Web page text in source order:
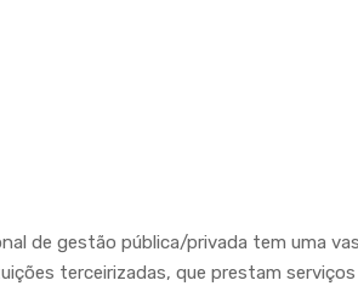
de gestão pública/privada tem uma
terceirizadas, que prestam